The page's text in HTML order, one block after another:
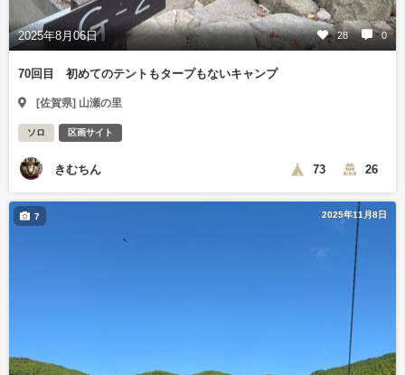
2025年8月06日 28 0
70回目 初めてのテントもタープもないキャンプ
[佐賀県] 山瀬の里
ソロ 区画サイト
きむちん 73 26
2025年11月8日
7